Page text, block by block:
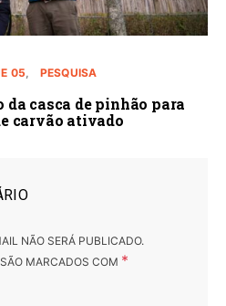
05 PESQUISA
da casca de pinhão para
carvão ativado
NÃO SERÁ PUBLICADO.
MARCADOS COM *